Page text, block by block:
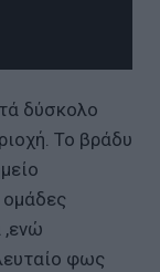
δύσκολο
Το βράδυ
ομάδες
,ενώ
φως